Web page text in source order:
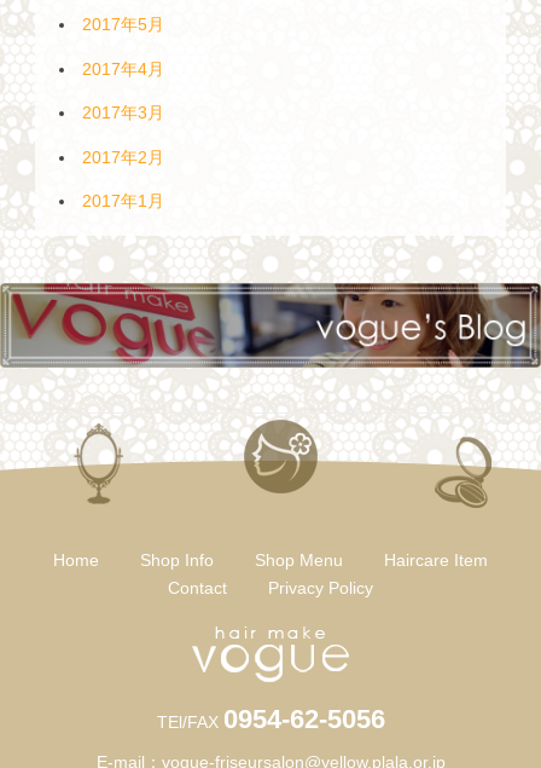
2017年5月
2017年4月
2017年3月
2017年2月
2017年1月
Home Shop Info Shop Menu
Haircare Item
Contact
Privacy Policy
TEl/FAX 0954-62-5056
E-mail： vogue-friseursalon@yellow.plala.or.jp